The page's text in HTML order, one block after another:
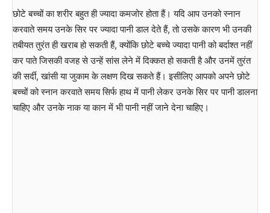
छोटे बच्चों का शरीर बहुत ही ज्यादा कमजोर होता हैं। यदि आप उनको स्नान
करवाते समय उनके सिर पर ज्यादा पानी डाल देते हैं, तो उसके कारण भी उनकी
तबीयत तुरंत ही खराब हो सकती हैं, क्योंकि छोटे बच्चे ज्यादा पानी को बर्दाश्त नहीं
कर पाते जिसकी वजह से उन्हें सांस लेने में दिक्कत हो सकती है और उनमें तुरंत
की सर्दी, खांसी या जुकाम के लक्षण दिख सकते हैं। इसीलिए आपको अपने छोटे
बच्चों को स्नान करवाते समय सिर्फ हाथ में पानी लेकर उनके सिर पर पानी डालना
चाहिए और उनके नाक या कान में भी पानी नहीं जाने देना चाहिए।